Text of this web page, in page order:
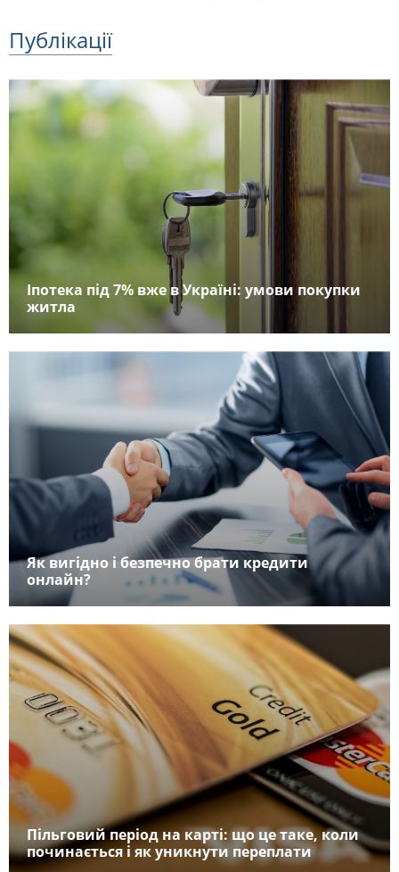
Публікації
Іпотека під 7% вже в Україні: умови покупки
житла
Як вигідно і безпечно брати кредити
онлайн?
Пільговий період на карті: що це таке, коли
починається і як уникнути переплати